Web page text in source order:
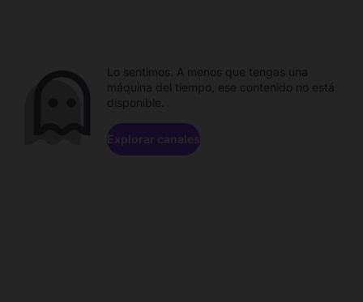
Lo sentimos. A menos que tengas una
máquina del tiempo, ese contenido no está
disponible.
Explorar canales